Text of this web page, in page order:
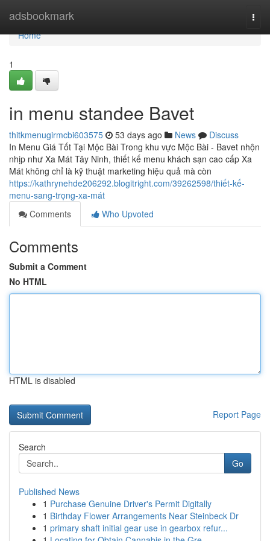
adsbookmark
Home
Home
1
in menu standee Bavet
thitkmenugirmcbi603575 53 days ago News
Discuss
In Menu Giá Tốt Tại Mộc Bài Trong khu vực Mộc Bài - Bavet nhộn
nhịp như Xa Mát Tây Ninh, thiết kế menu khách sạn cao cấp Xa
Mát không chỉ là kỹ thuật marketing hiệu quả mà còn
https://kathrynehde206292.blogitright.com/39262598/thiết-kế-
menu-sang-trọng-xa-mát
Comments
Who Upvoted
Comments
Submit a Comment
No HTML
HTML is disabled
Report Page
Search
Go
Published News
1 Purchase Genuine Driver's Permit Digitally
1 Birthday Flower Arrangements Near Steinbeck Dr
1 primary shaft initial gear use in gearbox refur...